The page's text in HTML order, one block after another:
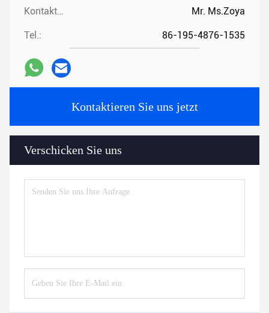
Kontaktpersonen: Mr. Ms.Zoya
Tel.: 86-195-4876-1535
Kontaktieren Sie uns jetzt
Verschicken Sie uns